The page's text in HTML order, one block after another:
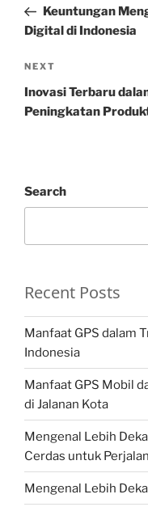
PostKeuntungan
Digital di Indonesia
Next
Post
NEXT
Inovasi Terbaru
Peningkatan
Search
Recent Posts
Manfaat GPS dalam
Indonesia
Manfaat GPS Mobil
di Jalanan Kota
Mengenal Lebih
Cerdas untuk
Mengenal Lebih